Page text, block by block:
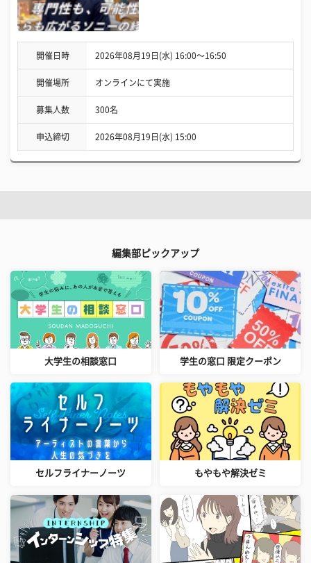
開催日時 2026年08月19日(水) 16:00〜16:50
開催場所 オンラインにて実施
募集人数 300名
申込締切 2026年08月19日(水) 15:00
編集部ピックアップ
大学生の相談窓口 学生の窓口 限定クーポン
セルフライナーノーツ もやもや解決ゼミ